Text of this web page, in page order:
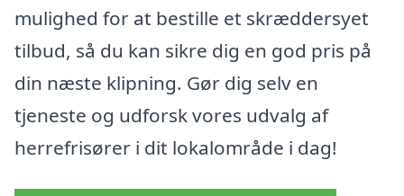
mulighed for at bestille et skræddersyet
tilbud, så du kan sikre dig en god pris på
din næste klipning. Gør dig selv en
tjeneste og udforsk vores udvalg af
herrefrisører i dit lokalområde i dag!